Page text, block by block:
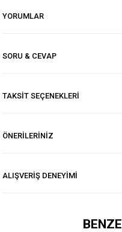
YORUMLAR
SORU & CEVAP
TAKSİT SEÇENEKLERİ
ÖNERİLERİNİZ
ALIŞVERİŞ DENEYİMİ